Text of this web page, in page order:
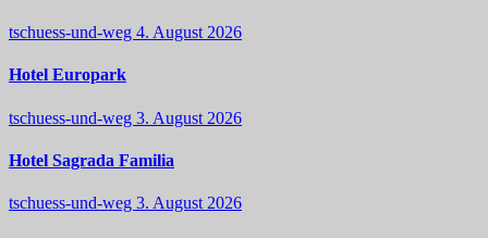
tschuess-und-weg 4. August 2026
Hotel Europark
tschuess-und-weg 3. August 2026
Hotel Sagrada Familia
tschuess-und-weg 3. August 2026